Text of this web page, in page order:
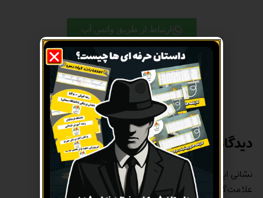
ارتباط از طریق واتس آپ
ارتباط از طریق تماس
دیدگاهتان را بنویسید
نشانی ایمیل شما منتشر نخواهد شد.
بخش‌های موردنیاز
علامت‌گذاری شده‌اند*